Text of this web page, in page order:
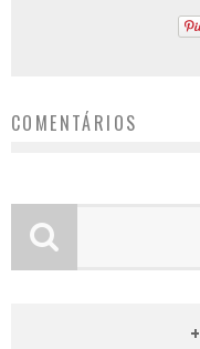
COMENTÁRIOS